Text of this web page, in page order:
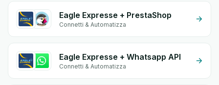
Eagle Expresse + PrestaShop
Connetti & Automatizza
Eagle Expresse + Whatsapp API
Connetti & Automatizza